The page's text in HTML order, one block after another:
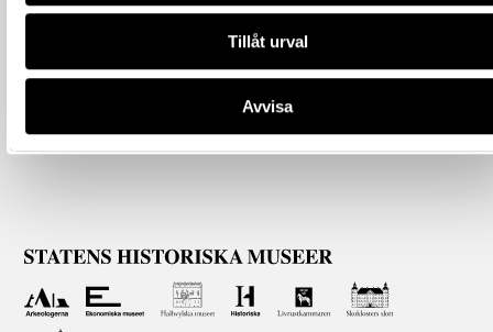
Tillåt urval
Avvisa